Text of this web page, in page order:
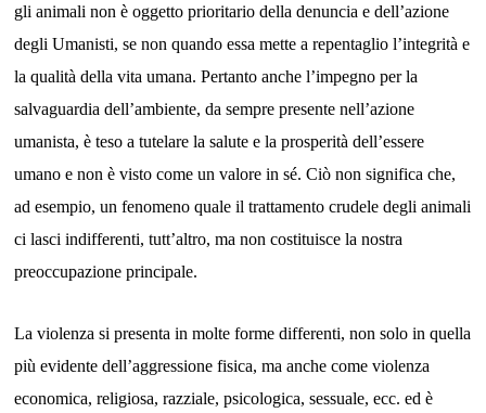
gli animali non è oggetto prioritario della denuncia e dell’azione
degli Umanisti, se non quando essa mette a repentaglio l’integrità e
la qualità della vita umana. Pertanto anche l’impegno per la
salvaguardia dell’ambiente, da sempre presente nell’azione
umanista, è teso a tutelare la salute e la prosperità dell’essere
umano e non è visto come un valore in sé. Ciò non significa che,
ad esempio, un fenomeno quale il trattamento crudele degli animali
ci lasci indifferenti, tutt’altro, ma non costituisce la nostra
preoccupazione principale.
La violenza si presenta in molte forme differenti, non solo in quella
più evidente dell’aggressione fisica, ma anche come violenza
economica, religiosa, razziale, psicologica, sessuale, ecc. ed è